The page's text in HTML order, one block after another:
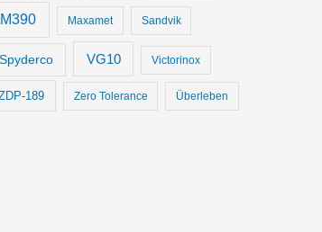
M390 Maxamet Sandvik
Spyderco VG10 Victorinox
189 Zero Tolerance Überleben